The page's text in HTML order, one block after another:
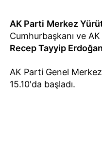
AK Parti Merkez
Cumhurbaşkanı ve
Recep Tayyip Erdoğan
AK Parti Genel
15.10'da başladı.